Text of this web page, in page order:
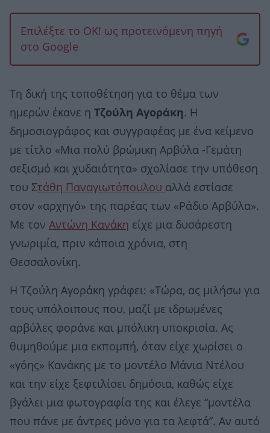
Επιλέξτε το OK! ως προτεινόμενη πηγή
στο Google
Τη δική της τοποθέτηση για το θέμα των
ημερών έκανε η Τζούλη Αγοράκη. Η
δημοσιογράφος και συγγραφέας με ένα κείμενο
με τίτλο «Μια πολύ βρώμικη Αρβύλα -Γεμάτη
σεξισμό και χυδαιότητα» σχολίασε την υπόθεση
του Στάθη Παναγιωτόπουλου αλλά εστίασε
στον «αρχηγό» της παρέας των «Ράδιο Αρβύλα».
Με τον Αντώνη Κανάκη είχε μια δυσάρεστη
γνωριμία, πριν κάποια χρόνια, στη
Θεσσαλονίκη.
Η Τζούλη Αγοράκη γράφει: «Τώρα, ας μιλήσω για
τους υπόλοιπους που, μαζί με ιδρωμένες
αρβύλες φοράνε και μπόλικη υποκρισία. Ας
θυμηθούμε μια εκπομπή, όταν είχε χωρίσει ο
«γόης» Κανάκης με το μοντέλο Μάνια Ντέλου
και την είχε ξεφτιλίσει δημόσια, καθώς είχε
βγάλει μια φωτογραφία της και έλεγε “μοντέλα
που πάνε με άντρες μόνο για τα λεφτά”. Αν αυτό